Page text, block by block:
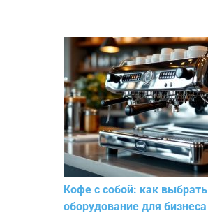
Кофе с собой: как выбрать
оборудование для бизнеса